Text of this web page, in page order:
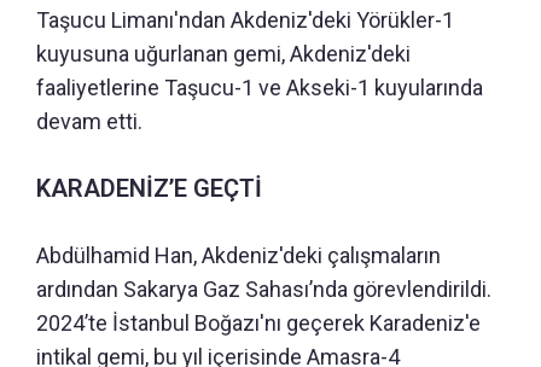
Taşucu Limanı'ndan Akdeniz'deki Yörükler-1
kuyusuna uğurlanan gemi, Akdeniz'deki
faaliyetlerine Taşucu-1 ve Akseki-1 kuyularında
devam etti.
KARADENİZ’E GEÇTİ
Abdülhamid Han, Akdeniz'deki çalışmaların
ardından Sakarya Gaz Sahası’nda görevlendirildi.
2024’te İstanbul Boğazı'nı geçerek Karadeniz'e
intikal gemi, bu yıl içerisinde Amasra-4